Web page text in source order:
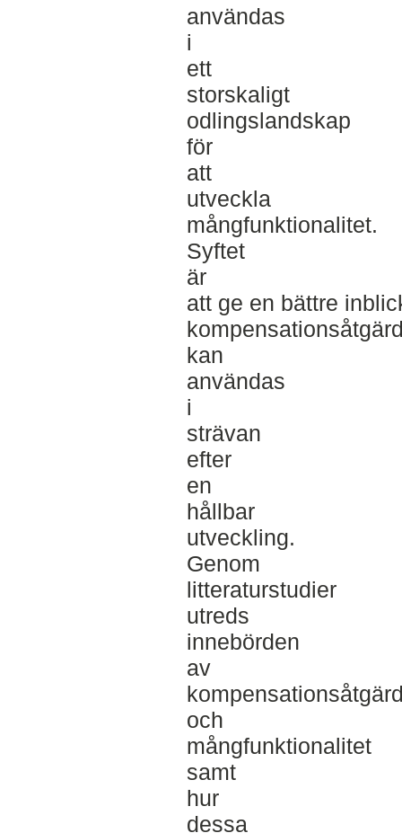
användas
i
ett
storskaligt
odlingslandskap
för
att
utveckla
mångfunktionalitet.
Syftet
är
att ge en bättre
kan
användas
i
strävan
efter
en
hållbar
utveckling.
Genom
litteraturstudier
utreds
innebörden
av
och
mångfunktionalitet
samt
hur
dessa